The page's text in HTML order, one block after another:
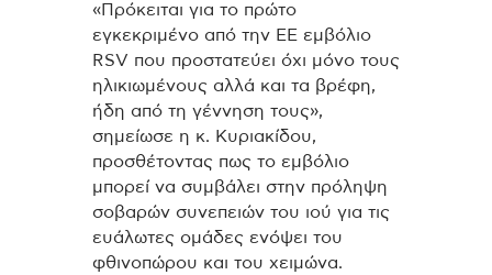
«Πρόκειται για το πρώτο
εγκεκριμένο από την ΕΕ εμβόλιο
RSV που προστατεύει όχι μόνο τους
ηλικιωμένους αλλά και τα βρέφη,
ήδη από τη γέννηση τους»,
σημείωσε η κ. Κυριακίδου,
προσθέτοντας πως το εμβόλιο
μπορεί να συμβάλει στην πρόληψη
σοβαρών συνεπειών του ιού για τις
ευάλωτες ομάδες ενόψει του
φθινοπώρου και του χειμώνα.